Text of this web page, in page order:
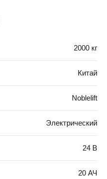
2000 кг
Китай
Noblelift
Электрический
24 В
20 АЧ